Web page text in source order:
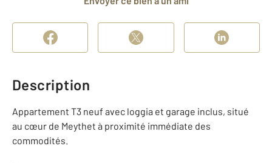
Description
Appartement T3 neuf avec loggia et garage inclus, situé
au cœur de Meythet à proximité immédiate des
commodités.